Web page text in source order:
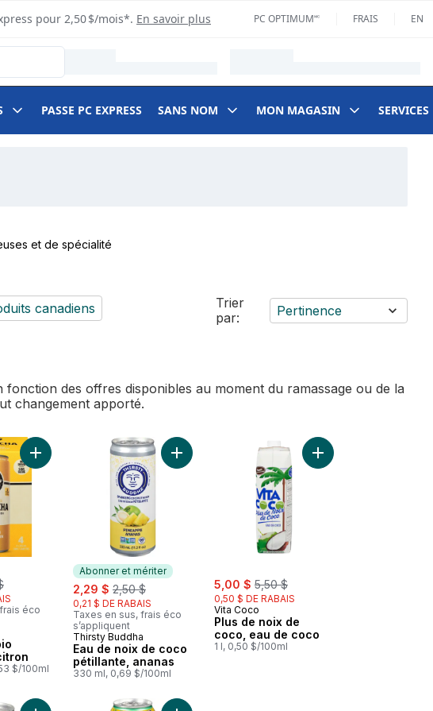
pour 2,50 $/mois*. En savoir plus PC OPTIMUM🅪 FRAIS EN
PASSE PC EXPRESS SANS NOM MON MAGASIN SERVICES
et de spécialité
canadiens
Trier
par:
Pertinence
des offres disponibles au moment du ramassage ou de la
changement apporté.
racinette crémeuse au panier
éco
$/100ml
Ajouter Kombucha bio gingembre citron au panier
Abonner et mériter
sale:
2,29 $ , formerly:
2,50 $
0,21 $ DE RABAIS
Taxes en sus, frais éco
s’appliquent
Abonner et mériter
Thirsty Buddha
Eau de noix de coco
pétillante, ananas
330 ml, 0,69 $/100ml
Ajouter Eau de noix de coco pétillante, ananas
sale:
5,00 $ , formerly:
5,50 $
0,50 $ DE RABAIS
Vita Coco
Plus de noix de
coco, eau de coco
1 l, 0,50 $/100ml
Ajouter Plus de noix